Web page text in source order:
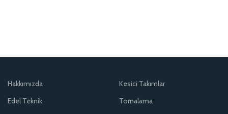
Hakkımızda
Edel Teknik
Kesici Takımlar
Tornalama